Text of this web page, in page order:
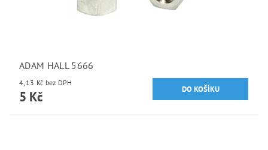
ADAM HALL 5666
4,13 Kč bez DPH
5 Kč